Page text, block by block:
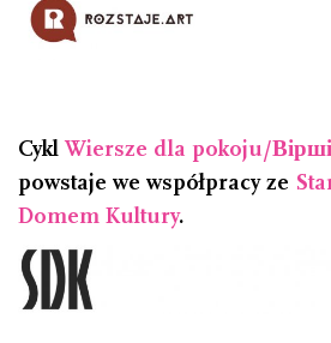
CyklWiersze dla pokoju/
powstaje we współpracy ze
Domem Kultury.